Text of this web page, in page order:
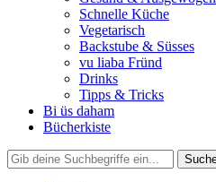
Schnelle Küche
Vegetarisch
Backstube & Süsses
vu liaba Fründ
Drinks
Tipps & Tricks
Bi üs daham
Bücherkiste